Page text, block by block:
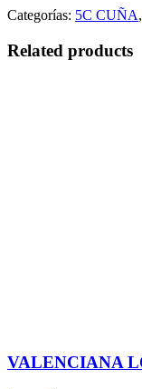
Categorías: 5C CUÑA,
Related products
VALENCIANA